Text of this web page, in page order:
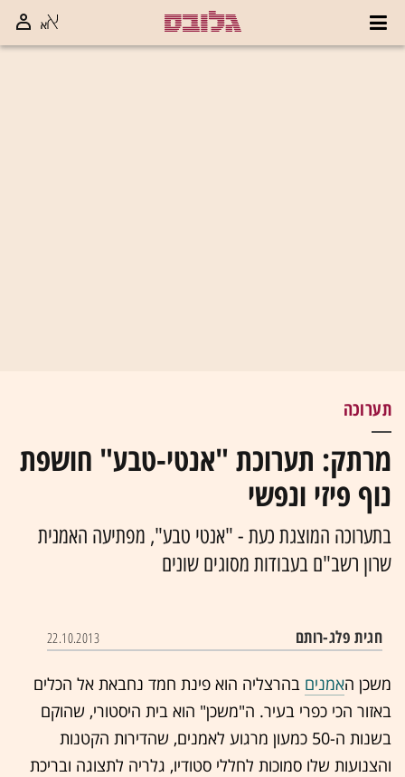
תערוכה
מרתק: תערוכת "אנטי-טבע" חושפת
נוף פיזי ונפשי
בתערוכה המוצגת כעת - "אנטי טבע", מפתיעה האמנית
שרון רשב"ם בעבודות מסוגים שונים
חגית פלג-רותם 22.10.2013
משכן האמנים בהרצליה הוא פינת חמד נחבאת אל הכלים
באזור הכי כפרי בעיר. ה"משכן" הוא בית היסטורי, שהוקם
בשנות ה-50 כמעון מרגוע לאמנים, שהדירות הקטנות
והצנועות שלו סמוכות לחללי סטודיו, גלריה לתצוגה ובריכת